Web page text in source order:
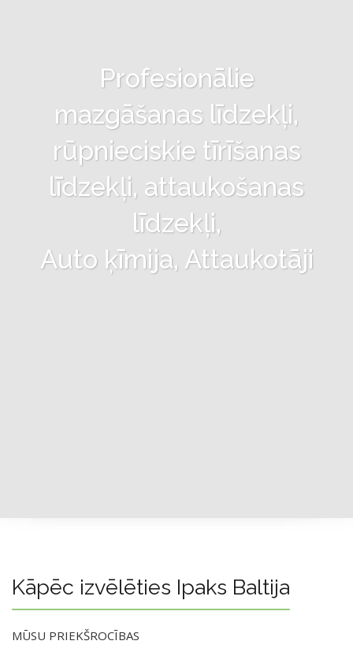
Profesionālie
mazgāšanas līdzekļi,
rūpnieciskie tīrīšanas
līdzekļi, attaukošanas
līdzekļi,
Auto ķīmija, Attaukotāji
Kāpēc izvēlēties Ipaks Baltija
MŪSU PRIEKŠROCĪBAS